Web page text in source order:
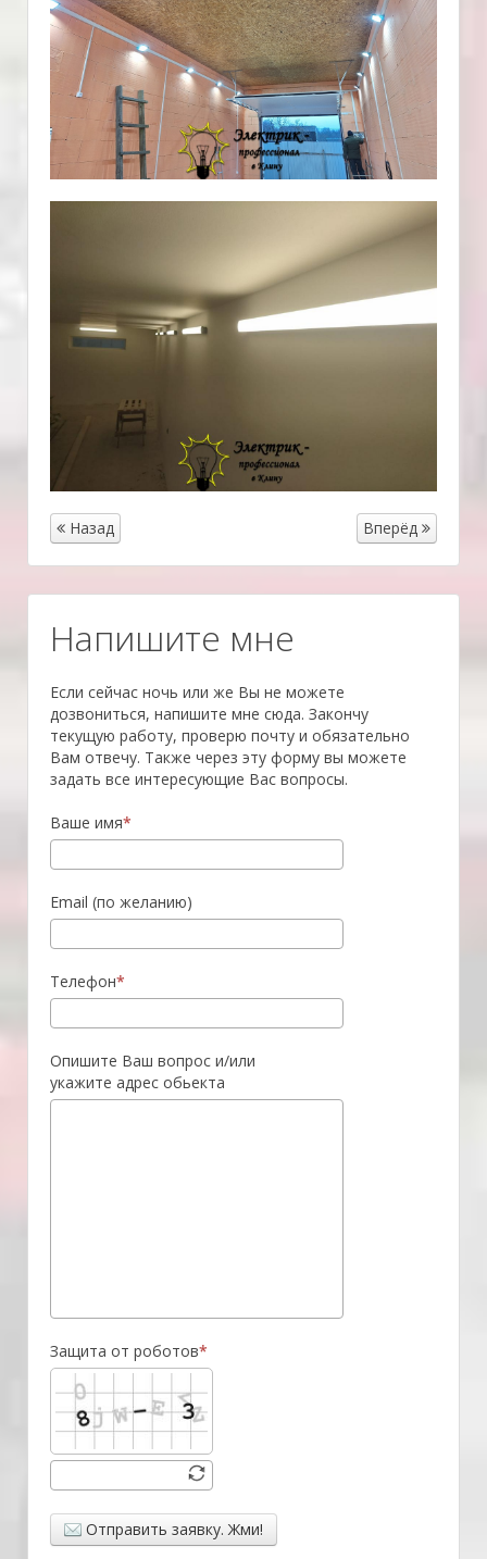
Назад Вперёд
­Напишите мне
Если сейчас ночь или же Вы не можете
дозвониться, напишите мне сюда. Закончу
текущую работу, проверю почту и обязательно
Вам отвечу. Также через эту форму вы можете
задать все интересующие Вас вопросы.
Ваше имя
Email (по желанию)
Телефон
Опишите Ваш вопрос и/или
укажите адрес обьекта
Защита от роботов
Отправить заявку. Жми!